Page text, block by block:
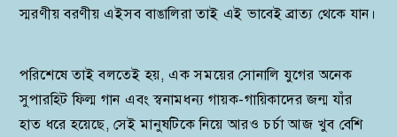
স্মরণীয় বরণীয় এইসব বাঙালিরা তাই এই ভাবেই ব্রাত্য থেকে যান।
পরিশেষে তাই বলতেই হয়, এক সময়ের সোনালি যুগের অনেক
সুপারহিট ফিল্ম গান এবং স্বনামধন্য গায়ক-গায়িকাদের জন্ম যাঁর
হাত ধরে হয়েছে, সেই মানুষটিকে নিয়ে আরও চর্চা আজ খুব বেশি